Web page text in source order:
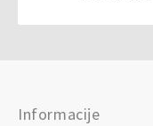
Informacije